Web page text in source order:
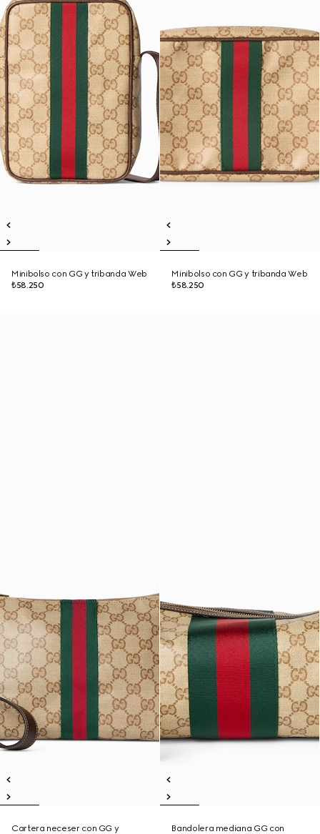
Minibolso con GG y tribanda Web
₺58.250
Minibolso con GG y tribanda Web
₺58.250
Cartera neceser con GG y
Bandolera mediana GG con